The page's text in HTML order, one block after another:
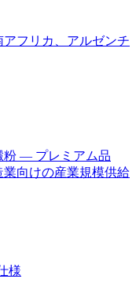
フリカ、アルゼンチ
粉 ― プレミアム品
向けの産業規模供給
様